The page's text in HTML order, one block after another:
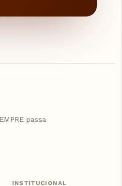
passa
INSTITUCIONAL